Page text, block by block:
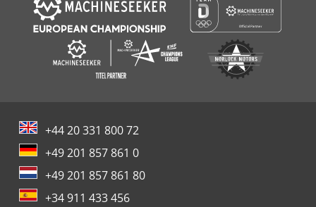
+44 20 331 800 72
+49 201 857 861 0
+49 201 857 861 80
+34 911 433 456